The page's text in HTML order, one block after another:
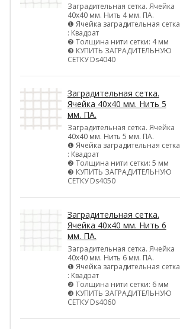
Заградительная сетка. Ячейка
40х40 мм. Нить 4 мм. ПА.
❶ Ячейка заградительная сетка
: Квадрат
❷ Толщина нити сетки: 4 мм
❸ КУПИТЬ ЗАГРАДИТЕЛЬНУЮ
СЕТКУ Ds4040
Заградительная сетка.
Ячейка 40х40 мм. Нить 5
мм. ПА.
Заградительная сетка. Ячейка
40х40 мм. Нить 5 мм. ПА.
❶ Ячейка заградительная сетка
: Квадрат
❷ Толщина нити сетки: 5 мм
❸ КУПИТЬ ЗАГРАДИТЕЛЬНУЮ
СЕТКУ Ds4050
Заградительная сетка.
Ячейка 40х40 мм. Нить 6
мм. ПА.
Заградительная сетка. Ячейка
40х40 мм. Нить 6 мм. ПА.
❶ Ячейка заградительная сетка
: Квадрат
❷ Толщина нити сетки: 6 мм
❸ КУПИТЬ ЗАГРАДИТЕЛЬНУЮ
СЕТКУ Ds4060